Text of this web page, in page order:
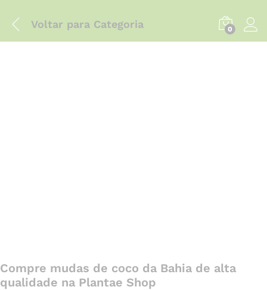
Voltar para Categoria 0
Compre mudas de coco da Bahia de alta
qualidade na Plantae Shop